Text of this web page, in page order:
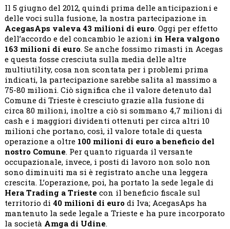
Il 5 giugno del 2012, quindi prima delle anticipazioni e
delle voci sulla fusione, la nostra partecipazione in
AcegasAps valeva 43 milioni di euro. Oggi per effetto
dell’accordo e del concambio le azioni in Hera valgono
163 milioni di euro. Se anche fossimo rimasti in Acegas
e questa fosse cresciuta sulla media delle altre
multiutility, cosa non scontata per i problemi prima
indicati, la partecipazione sarebbe salita al massimo a
75-80 milioni. Ciò significa che il valore detenuto dal
Comune di Trieste è cresciuto grazie alla fusione di
circa 80 milioni, inoltre a ciò si sommano 4,7 milioni di
cash e i maggiori dividenti ottenuti per circa altri 10
milioni che portano, così, il valore totale di questa
operazione a oltre 100 milioni di euro a beneficio del
nostro Comune. Per quanto riguarda il versante
occupazionale, invece, i posti di lavoro non solo non
sono diminuiti ma si è registrato anche una leggera
crescita. L’operazione, poi, ha portato la sede legale di
Hera Trading a Triestecon il beneficio fiscale sul
territorio di 40 milioni di euro di Iva; AcegasAps ha
mantenuto la sede legale a Trieste e ha pure incorporato
la società Amga di Udine.